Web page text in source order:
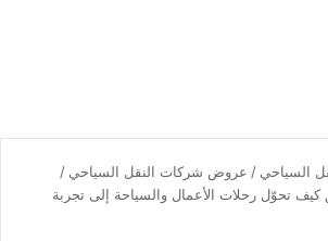
السياحي / عروض شركات النقل السياحي /
تحوّل رحلات الأعمال والسياحة إلى تجربة